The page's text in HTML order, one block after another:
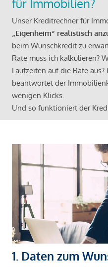
Unser Kreditrechner für
„Eigenheim“ realistisch
beim Wunschkredit zu
Rate muss ich kalkulieren?
Laufzeiten auf die Rate
beantwortet der
wenigen Klicks.
Und so funktioniert der
1. Daten zum